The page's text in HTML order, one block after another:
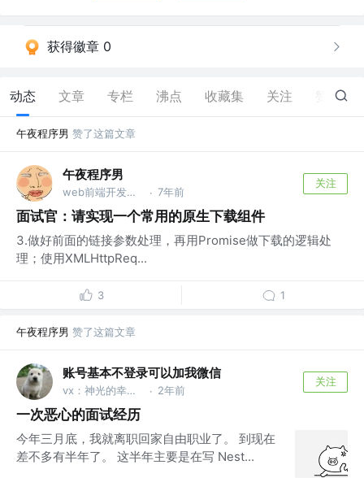
获得徽章 0
动态 文章 专栏 沸点 收藏集 关注 47
午夜程序男 赞了这篇文章
午夜程序男
web前端开发工程师 @11楼扫地的@BS · 7年前
关注
面试官：请实现一个常用的原生下载组件
3.做好前面的链接参数处理，再用Promise做下载的逻辑处
理；使用XMLHttpReq...
3 1
午夜程序男 赞了这篇文章
账号基本不登录可以加我微信
vx：神光的幸福生活 · 2年前
关注
一次恶心的面试经历
今年三月底，我就离职回家自由职业了。 到现在
差不多有半年了。 这半年主要是在写 Nest...